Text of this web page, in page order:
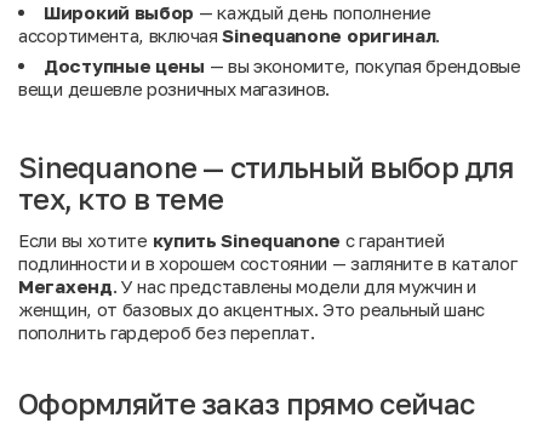
Широкий выбор — каждый день пополнение
ассортимента, включаяSinequanone оригинал.
Доступные цены — вы экономите, покупая брендовые
вещи дешевле розничных магазинов.
Sinequanone — стильный выбор для
тех, кто в теме
Если вы хотите купить Sinequanone с гарантией
подлинности и в хорошем состоянии — загляните в каталог
Мегахенд. У нас представлены модели для мужчин и
женщин, от базовых до акцентных. Это реальный шанс
пополнить гардероб без переплат.
Оформляйте заказ прямо сейчас